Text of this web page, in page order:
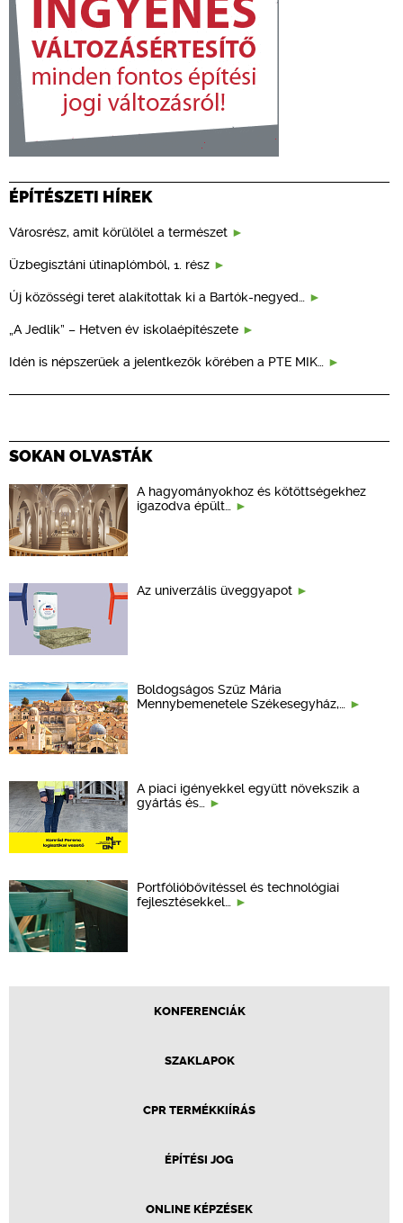
ÉPÍTÉSZETI HÍREK
Városrész, amit körülölel a természet
Üzbegisztáni útinaplómból, 1. rész
Új közösségi teret alakítottak ki a Bartók-negyed…
„A Jedlik” – Hetven év iskolaépítészete
Idén is népszerűek a jelentkezők körében a PTE MIK…
SOKAN OLVASTÁK
A hagyományokhoz és kötöttségekhez
igazodva épült…
Az univerzális üveggyapot
Boldogságos Szűz Mária
Mennybemenetele Székesegyház,…
A piaci igényekkel együtt növekszik a
gyártás és…
Portfólióbővítéssel és technológiai
fejlesztésekkel…
KONFERENCIÁK
SZAKLAPOK
CPR TERMÉKKIÍRÁS
ÉPÍTÉSI JOG
ONLINE KÉPZÉSEK